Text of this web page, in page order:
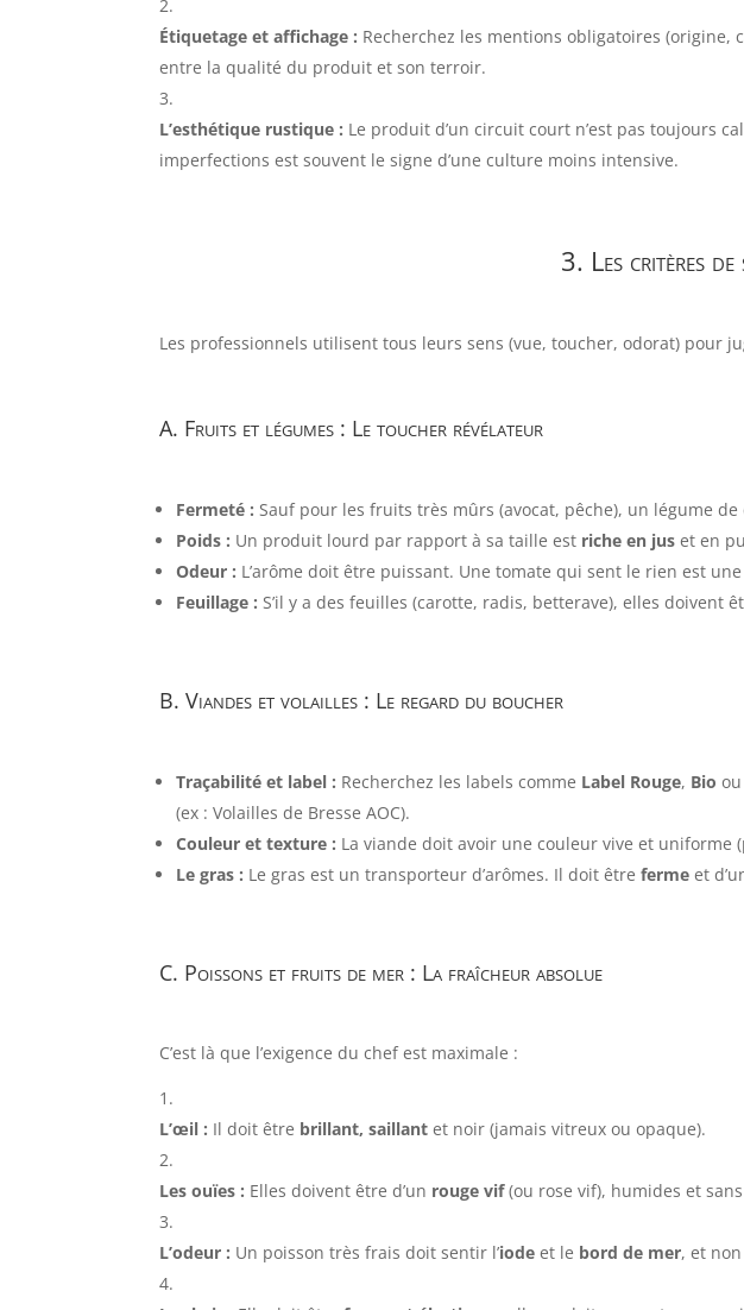
Étiquetage et affichage : Recherchez les mentions obligatoires (origine,
entre la qualité du produit et son terroir.
L’esthétique rustique : Le produit d’un circuit court n’est pas toujours
imperfections est souvent le signe d’une culture moins intensive.
3. Les critères
Les professionnels utilisent tous leurs sens (vue, toucher, odorat) pour
A. Fruits et légumes : Le toucher révélateur
Fermeté : Sauf pour les fruits très mûrs (avocat, pêche), un légume
Poids : Un produit lourd par rapport à sa taille est riche en jus et en
Odeur : L’arôme doit être puissant. Une tomate qui sent le rien est
Feuillage : S’il y a des feuilles (carotte, radis, betterave), elles doivent
B. Viandes et volailles : Le regard du boucher
Traçabilité et label : Recherchez les labels comme Label Rouge, Bio
(ex : Volailles de Bresse AOC).
Couleur et texture : La viande doit avoir une couleur vive et uniforme
Le gras : Le gras est un transporteur d’arômes. Il doit êtreferme et
C. Poissons et fruits de mer : La fraîcheur absolue
C’est là que l’exigence du chef est maximale :
L’œil : Il doit être brillant, saillant et noir (jamais vitreux ou opaque).
Les ouïes : Elles doivent être d’un rouge vif(ou rose vif), humides et
L’odeur : Un poisson très frais doit sentir l’iode et le bord de mer, et